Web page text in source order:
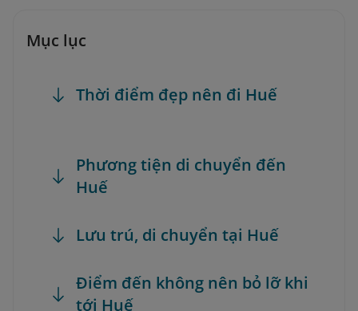
Mục lục
Thời điểm đẹp nên đi Huế
Phương tiện di chuyển đến
Huế
Lưu trú, di chuyển tại Huế
Điểm đến không nên bỏ lỡ khi
tới Huế